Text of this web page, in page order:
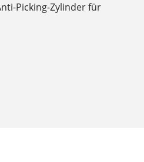
Picking-Zylinder für